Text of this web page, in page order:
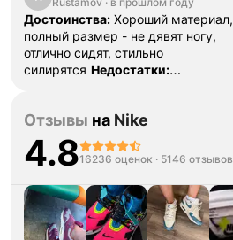
Достоинства: Хороший материал,
полный размер - не дявят ногу,
отлично сидят, стильно
силирятся Недостатки:
целом доволен покупкой,
кроссовки пришли в рамках
заявленной доставке, оригинал, по
качеству вопросов нет,
единственное в этот раз не
положили в подарок носки, но не
критично)
Отзывы на Nike
4.816236 оценок · 5146 отзывов